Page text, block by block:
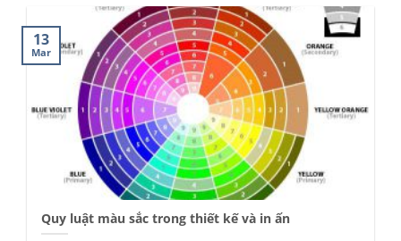
Quy luật màu sắc trong thiết kế và in ấn
13
Mar